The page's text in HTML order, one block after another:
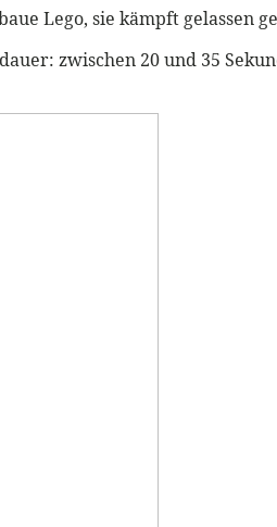
Lego, sie kämpft gelassen
zwischen 20 und 35